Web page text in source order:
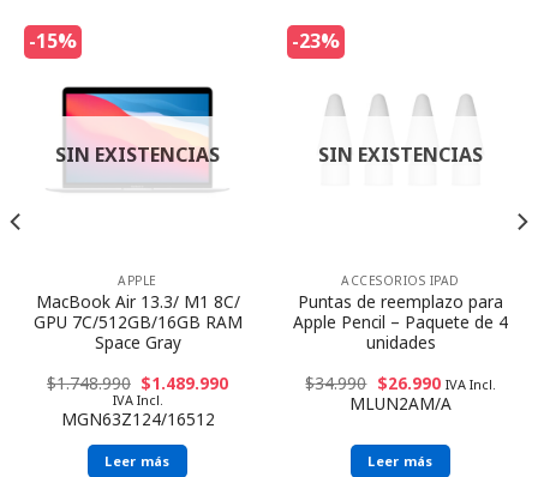
-15%
SIN EXISTENCIAS
APPLE
MacBook Air 13.3/ M1 8C/
GPU 7C/512GB/16GB RAM
Space Gray
$1.748.990 $1.489.990
IVA Incl.
MGN63Z124/16512
Leer más
-23%
SIN EXISTENCIAS
ACCESORIOS IPAD
Puntas de reemplazo para
Apple Pencil – Paquete de 4
unidades
$34.990 $26.990 IVA Incl.
MLUN2AM/A
Leer más